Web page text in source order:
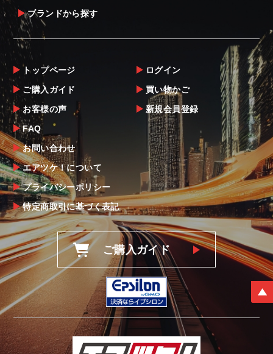
ブランドから探す
トップページ
ご購入ガイド
お客様の声
FAQ
お問い合わせ
エアツケ！について
プライバシーポリシー
特定商取引に基づく表記
ログイン
買い物かご
新規会員登録
ご購入ガイド